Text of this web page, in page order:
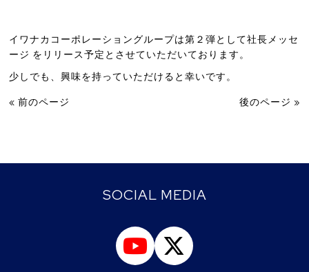
イワナカコーポレーショングループは第２弾として社長メッセ
ージ をリリース予定とさせていただいております。
少しでも、興味を持っていただけると幸いです。
« 前のページ 後のページ »
SOCIAL MEDIA